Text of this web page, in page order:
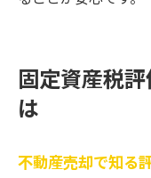
固定資産税
は
不動産売却で知る